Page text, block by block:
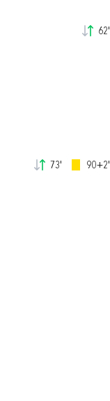
62'
73' 90+2'